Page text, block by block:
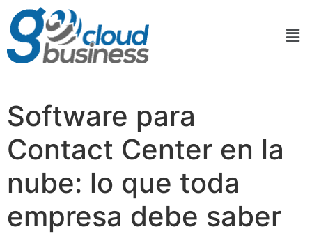
Software para
Contact Center en la
nube: lo que toda
empresa debe saber